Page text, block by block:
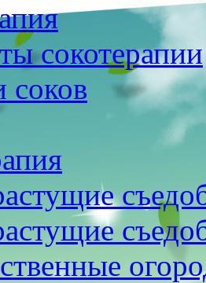
сокотерапии
соков